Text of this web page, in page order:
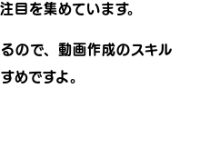
目を集めています。
ので、動画作成のスキル
めですよ。